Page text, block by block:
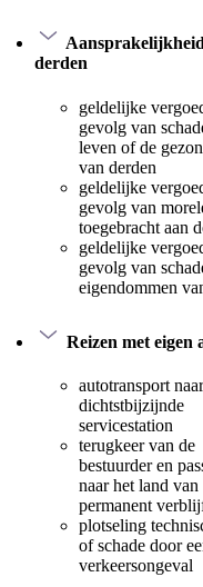
derden
geldelijke
gevolg van
leven of de
van derden
geldelijke
gevolg van
toegebracht aan
geldelijke
gevolg van
eigendommen
Reizen met eigen
autotransport
dichtstbijzijnde
servicestation
terugkeer van de
bestuurder en
naar het land van
permanent
plotseling
of schade door
verkeersongeval